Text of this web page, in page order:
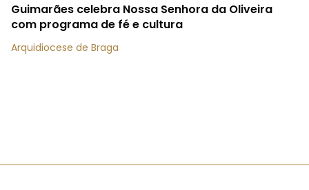
Guimarães celebra Nossa Senhora da Oliveira
com programa de fé e cultura
Arquidiocese de Braga